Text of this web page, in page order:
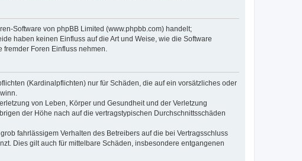
Software von phpBB Limited (www.phpbb.com) handelt;
haben keinen Einfluss auf die Art und Weise, wie die Software
fremder Foren Einfluss nehmen.
(Kardinalpflichten) nur für Schäden, die auf ein vorsätzliches oder
von Leben, Körper und Gesundheit und der Verletzung
der Höhe nach auf die vertragstypischen Durchschnittsschäden
fahrlässigem Verhalten des Betreibers auf die bei Vertragsschluss
Dies gilt auch für mittelbare Schäden, insbesondere entgangenen